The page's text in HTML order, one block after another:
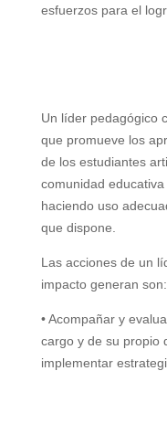
esfuerzos para el
Un líder pedagógico
que promueve los
de los estudiantes
comunidad
haciendo uso
que dispone.
Las acciones de un
impacto generan son:
• Acompañar y
cargo y de su propio
implementar